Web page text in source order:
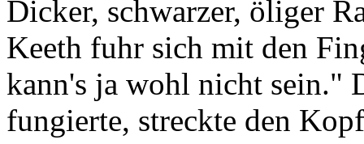
Dicker, schwarzer, öliger
Keeth fuhr sich mit den
kann's ja wohl nicht sein."
fungierte, streckte den